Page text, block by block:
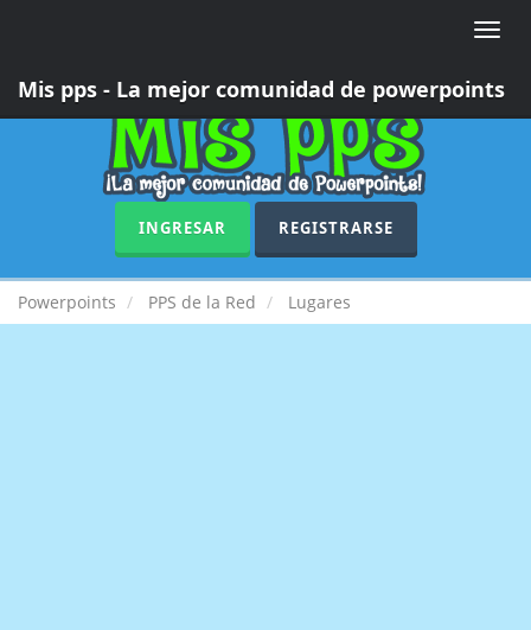
Toggle
Mis pps - La mejor comunidad de powerpoints
INGRESAR REGISTRARSE
Powerpoints PPS de la Red Lugares